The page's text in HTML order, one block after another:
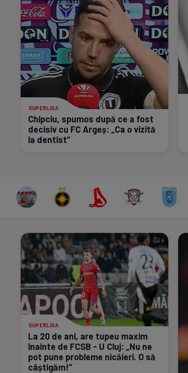
SUPERLIGA
Chipciu, spumos după ce a fost
decisiv cu FC Argeș: „Ca o vizită
la dentist”
SUPERLIGA
La 20 de ani, are tupeu maxim
înainte de FCSB - U Cluj: „Nu ne
pot pune probleme nicăieri. O să
câștigăm!”
6